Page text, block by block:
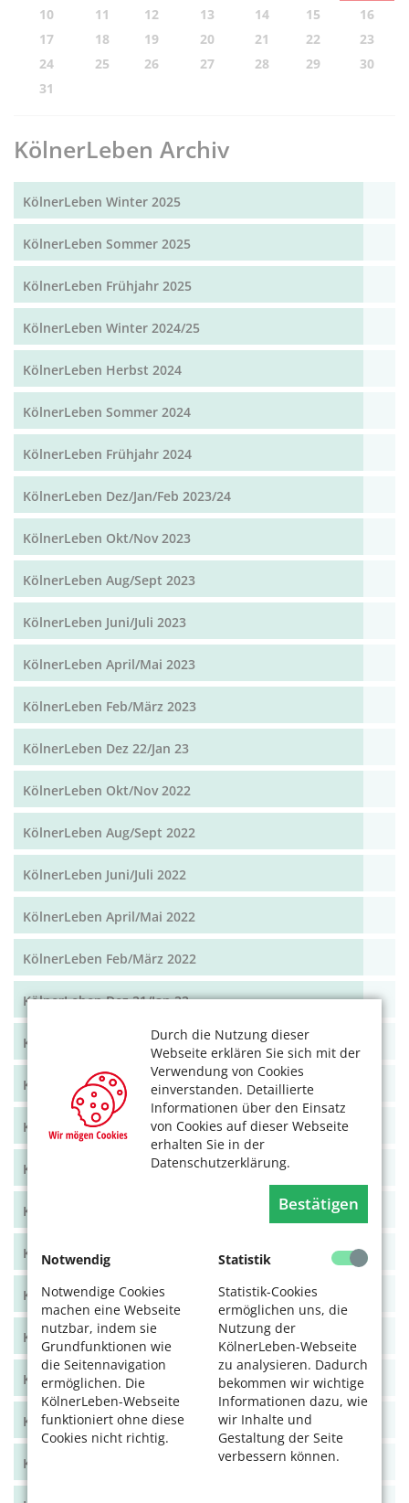
Durch die Nutzung dieser
Webseite erklären Sie sich mit der
Verwendung von Cookies
einverstanden. Detaillierte
Informationen über den Einsatz
von Cookies auf dieser Webseite
erhalten Sie in der
Datenschutzerklärung.
Bestätigen
Notwendig
Notwendige Cookies
machen eine Webseite
nutzbar, indem sie
Grundfunktionen wie
die Seitennavigation
ermöglichen. Die
KölnerLeben-Webseite
funktioniert ohne diese
Cookies nicht richtig.
Statistik
Statistik-Cookies
ermöglichen uns, die
Nutzung der
KölnerLeben-Webseite
zu analysieren. Dadurch
bekommen wir wichtige
Informationen dazu, wie
wir Inhalte und
Gestaltung der Seite
verbessern können.
10
11 12 13 14 15
16
17
18 19 20 21 22
23
24
25 26 27 28 29
30
31
KölnerLeben Archiv
KölnerLeben Winter 2025
KölnerLeben Sommer 2025
KölnerLeben Frühjahr 2025
KölnerLeben Winter 2024/25
KölnerLeben Herbst 2024
KölnerLeben Sommer 2024
KölnerLeben Frühjahr 2024
KölnerLeben Dez/Jan/Feb 2023/24
KölnerLeben Okt/Nov 2023
KölnerLeben Aug/Sept 2023
KölnerLeben Juni/Juli 2023
KölnerLeben April/Mai 2023
KölnerLeben Feb/März 2023
KölnerLeben Dez 22/Jan 23
KölnerLeben Okt/Nov 2022
KölnerLeben Aug/Sept 2022
KölnerLeben Juni/Juli 2022
KölnerLeben April/Mai 2022
KölnerLeben Feb/März 2022
KölnerLeben Dez 21/Jan 22
KölnerLeben Okt/Nov 2021
KölnerLeben Aug/Sept 2021
KölnerLeben Juni/Juli 2021
KölnerLeben April/Mai 2021
KölnerLeben Feb/März 2021
KölnerLeben Dez 20/Jan 21
KölnerLeben Okt/Nov 2020
KölnerLeben Aug/Sept 2020
KölnerLeben Juni/Juli 2020
KölnerLeben April/Mai 2020
KölnerLeben Feb/März 2020